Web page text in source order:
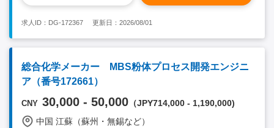
作が出来る方 【尚可歓迎条件】 ■中国語準ビジネスレベル以上 ■
ド：中国日系企業就職 中国勤務 無料斡旋サービス
求人ID：DG-172367 更新日：2026/08/01
総合化学メーカー MBS粉体プロセス開発エンジニ
ア（番号172661）
CNY 30,000 - 50,000 （JPY714,000 - 1,190,000)
中国 江蘇（蘇州・無錫など）